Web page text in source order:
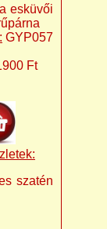
esküvői
GYP057
Ft
szatén